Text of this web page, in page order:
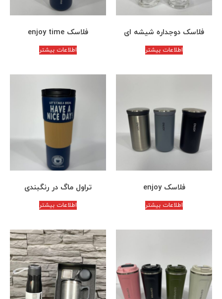
فلاسک دوجداره شیشه ای
اطلاعات بیشتر
فلاسک enjoy time
اطلاعات بیشتر
فلاسک enjoy
اطلاعات بیشتر
تراول ماگ در رنگبندی
اطلاعات بیشتر